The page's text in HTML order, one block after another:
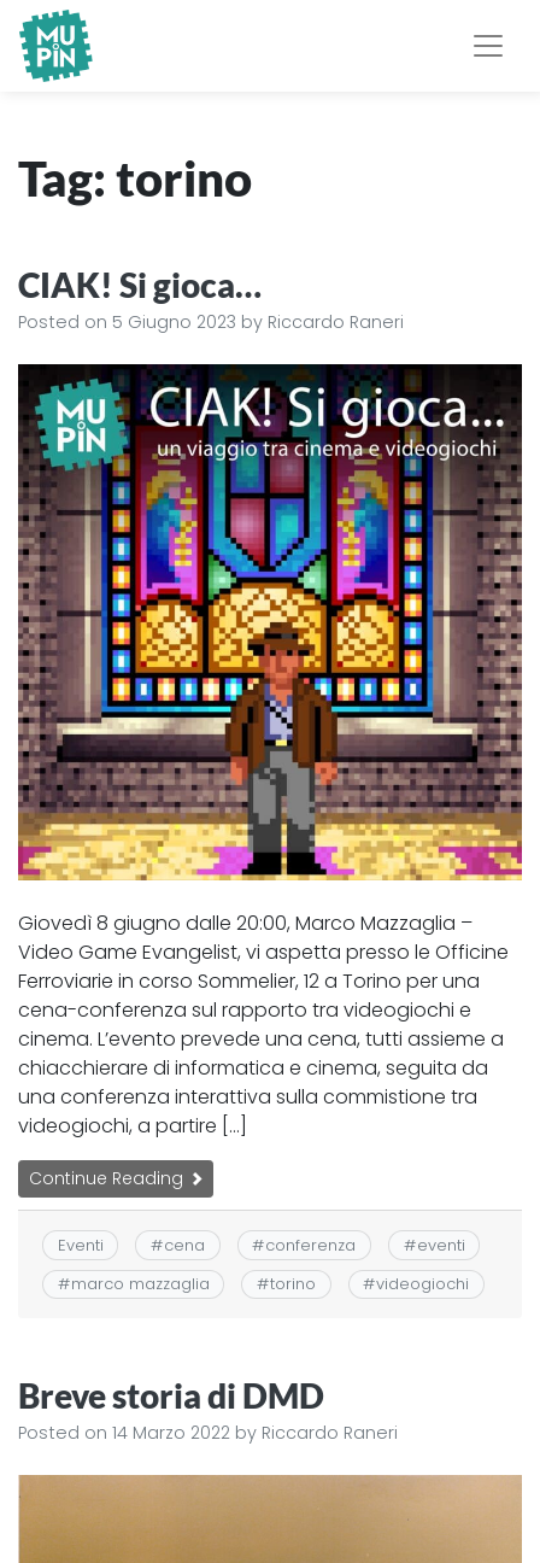
Tag: torino
CIAK! Si gioca…
Posted on 5 Giugno 2023 by Riccardo Raneri
Giovedì 8 giugno dalle 20:00, Marco Mazzaglia –
Video Game Evangelist, vi aspetta presso le Officine
Ferroviarie in corso Sommelier, 12 a Torino per una
cena-conferenza sul rapporto tra videogiochi e
cinema. L’evento prevede una cena, tutti assieme a
chiacchierare di informatica e cinema, seguita da
una conferenza interattiva sulla commistione tra
videogiochi, a partire […]
Continue Reading
Eventi #cena #conferenza #eventi
#marco mazzaglia #torino #videogiochi
Breve storia di DMD
Posted on 14 Marzo 2022 by Riccardo Raneri